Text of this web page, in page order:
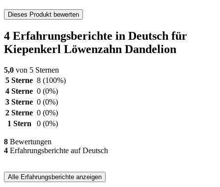
Dieses Produkt bewerten
4 Erfahrungsberichte in Deutsch für
Kiepenkerl Löwenzahn Dandelion
5,0 von 5 Sternen
5 Sterne 8 (100%)
4 Sterne 0 (0%)
3 Sterne 0 (0%)
2 Sterne 0 (0%)
1 Stern
0 (0%)
8 Bewertungen
4 Erfahrungsberichte auf Deutsch
Alle Erfahrungsberichte anzeigen